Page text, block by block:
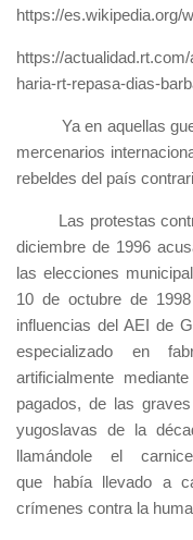
https://es.wikipedia.org/
https://
haria-rt-repasa-dias-
Ya en aquellas
mercenarios
rebeldes del país
Las protestas contra
diciembre de 1996
las elecciones
10 de octubre de
influencias del AEI de
especializado en
artificialmente
pagados, de las
yugoslavas de la
llamándole el
que había llevado a
crímenes contra la